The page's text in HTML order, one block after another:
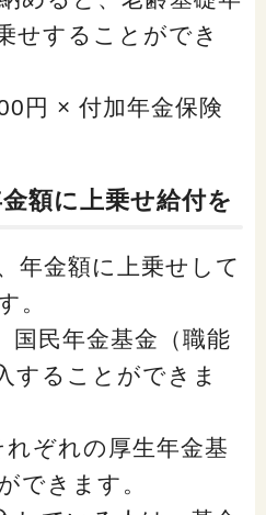
せすることができ
円 × 付加年金保険
額に上乗せ給付を
年金額に上乗せして
。
国民年金基金（職能
することができま
ぞれの厚生年金基
できます。